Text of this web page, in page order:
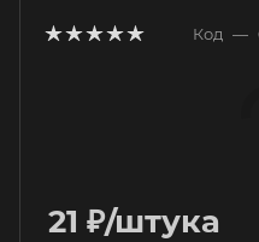
Код —
21 ₽/штука